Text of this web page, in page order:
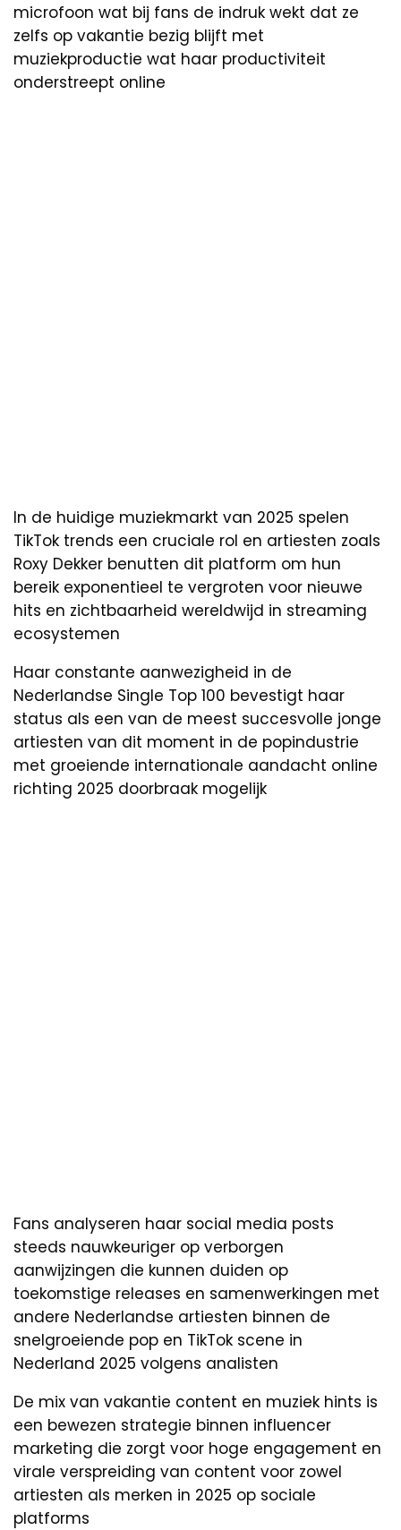
microfoon wat bij fans de indruk wekt dat ze
zelfs op vakantie bezig blijft met
muziekproductie wat haar productiviteit
onderstreept online
In de huidige muziekmarkt van 2025 spelen
TikTok trends een cruciale rol en artiesten zoals
Roxy Dekker benutten dit platform om hun
bereik exponentieel te vergroten voor nieuwe
hits en zichtbaarheid wereldwijd in streaming
ecosystemen
Haar constante aanwezigheid in de
Nederlandse Single Top 100 bevestigt haar
status als een van de meest succesvolle jonge
artiesten van dit moment in de popindustrie
met groeiende internationale aandacht online
richting 2025 doorbraak mogelijk
Fans analyseren haar social media posts
steeds nauwkeuriger op verborgen
aanwijzingen die kunnen duiden op
toekomstige releases en samenwerkingen met
andere Nederlandse artiesten binnen de
snelgroeiende pop en TikTok scene in
Nederland 2025 volgens analisten
De mix van vakantie content en muziek hints is
een bewezen strategie binnen influencer
marketing die zorgt voor hoge engagement en
virale verspreiding van content voor zowel
artiesten als merken in 2025 op sociale
platforms